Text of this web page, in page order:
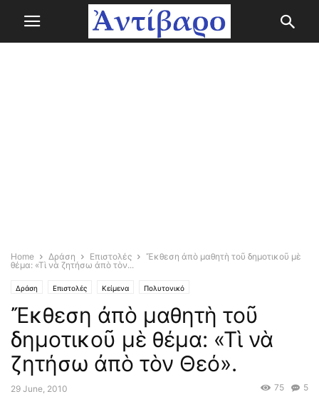
Home Δράση Επιστολές
Ἔκθεση ἀπὸ μαθητὴ τοῦ δημοτικοῦ μὲ
θέμα: «Τὶ νὰ ζητήσω ἀπὸ τὸν...
Δράση Επιστολές Κείμενα Πολυτονικό
Ἔκθεση ἀπὸ μαθητὴ τοῦ
δημοτικοῦ μὲ θέμα: «Τὶ νὰ
ζητήσω ἀπὸ τὸν Θεό».
29 June, 2010 5
75